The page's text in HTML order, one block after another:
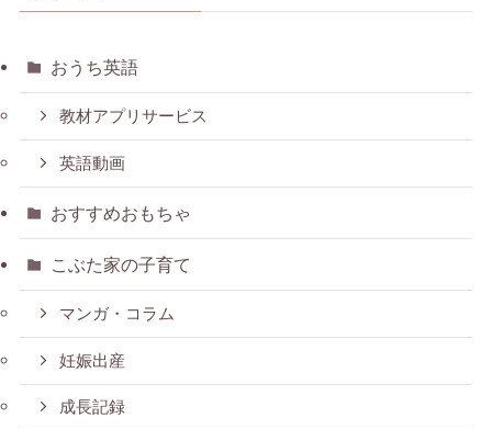
おうち英語
教材アプリサービス
英語動画
おすすめおもちゃ
こぶた家の子育て
マンガ・コラム
妊娠出産
成長記録